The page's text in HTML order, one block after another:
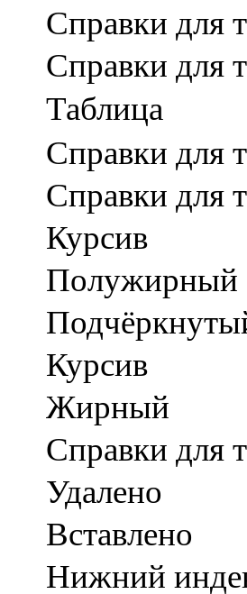
Справки для
Справки для
Таблица
Справки для
Справки для
Курсив
Полужирный
Курсив
Жирный
Справки для
Удалено
Вставлено
Нижний